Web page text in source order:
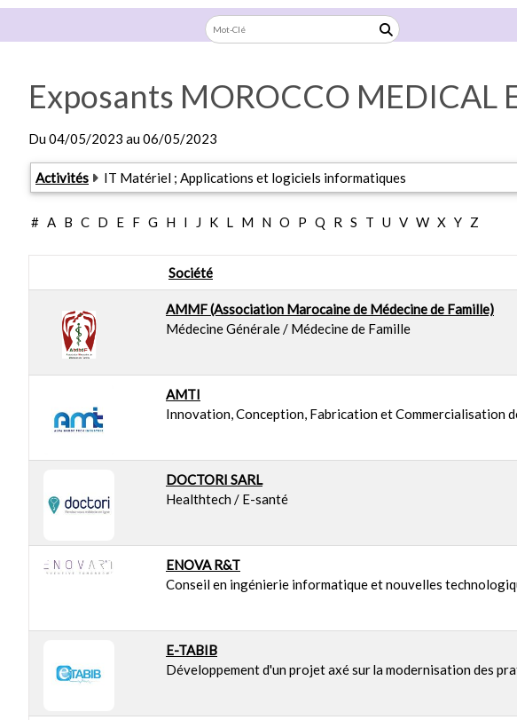
Exposants MOROCCO MEDICAL
Du04/05/2023 au06/05/2023
Activités IT Matériel ; Applications et logiciels informatiques
# A B C D E F G H I J K L M N O P Q R S T U V W X Y Z
Société
AMMF (Association Marocaine de Médecine de Famille)
Médecine Générale / Médecine de Famille
AMTI
Innovation, Conception, Fabrication et Commercialisation
DOCTORI SARL
Healthtech / E-santé
ENOVA R&T
Conseil en ingénierie informatique et nouvelles
E-TABIB
Développement d'un projet axé sur la modernisation des